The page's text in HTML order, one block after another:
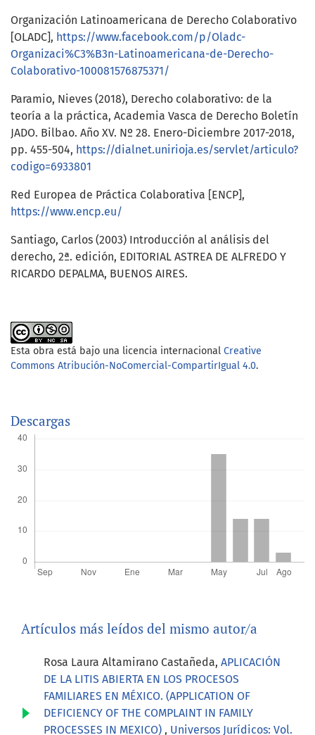
Organización Latinoamericana de Derecho Colaborativo
[OLADC], https://www.facebook.com/p/Oladc-
Organizaci%C3%B3n-Latinoamericana-de-Derecho-
Colaborativo-100081576875371/
Paramio, Nieves (2018), Derecho colaborativo: de la
teoría a la práctica, Academia Vasca de Derecho Boletín
JADO. Bilbao. Año XV. Nº 28. Enero-Diciembre 2017-2018,
pp. 455-504, https://dialnet.unirioja.es/servlet/articulo?
codigo=6933801
Red Europea de Práctica Colaborativa [ENCP],
https://www.encp.eu/
Santiago, Carlos (2003) Introducción al análisis del
derecho, 2ª. edición, EDITORIAL ASTREA DE ALFREDO Y
RICARDO DEPALMA, BUENOS AIRES.
Esta obra está bajo una licencia internacional Creative
Commons Atribución-NoComercial-CompartirIgual 4.0.
Descargas
Artículos más leídos del mismo autor/a
Rosa Laura Altamirano Castañeda, APLICACIÓN
DE LA LITIS ABIERTA EN LOS PROCESOS
FAMILIARES EN MÉXICO. (APPLICATION OF
DEFICIENCY OF THE COMPLAINT IN FAMILY
PROCESSES IN MEXICO) , Universos Jurídicos: Vol.